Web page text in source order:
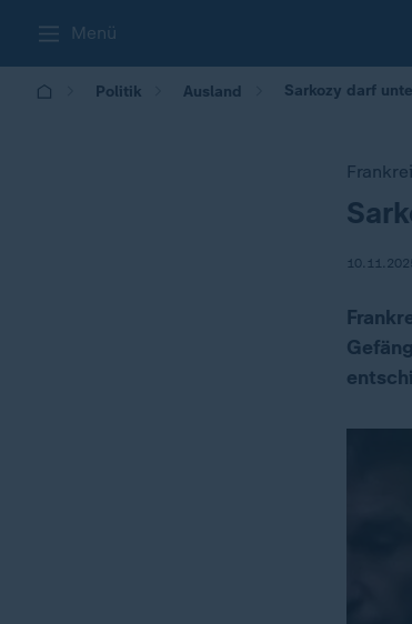
Menü
Politik Ausland Sarkozy darf
: